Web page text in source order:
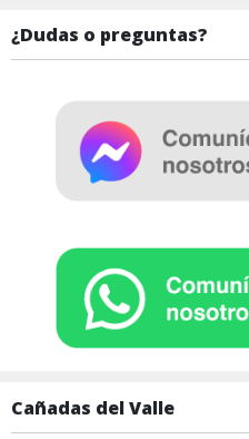
¿Dudas o preguntas?
Cañadas del Valle